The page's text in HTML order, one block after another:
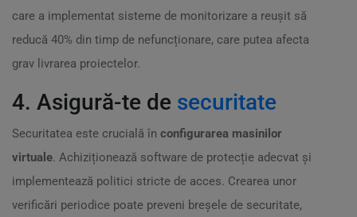
care a implementat sisteme de monitorizare a reușit să
reducă 40% din timp de nefuncționare, care putea afecta
grav livrarea proiectelor.
4. Asigură-te de securitate
Securitatea este crucială în configurarea masinilor
virtuale. Achiziționează software de protecție adecvat și
implementează politici stricte de acces. Crearea unor
verificări periodice poate preveni breșele de securitate,